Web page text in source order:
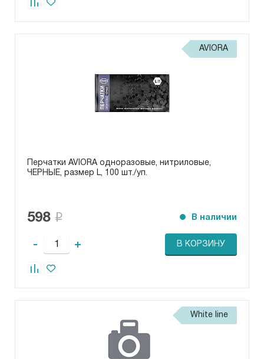
AVIORA
Перчатки AVIORA одноразовые, нитриловые,
ЧЕРНЫЕ, размер L, 100 шт./уп.
598 В наличии
- + В КОРЗИНУ
White line